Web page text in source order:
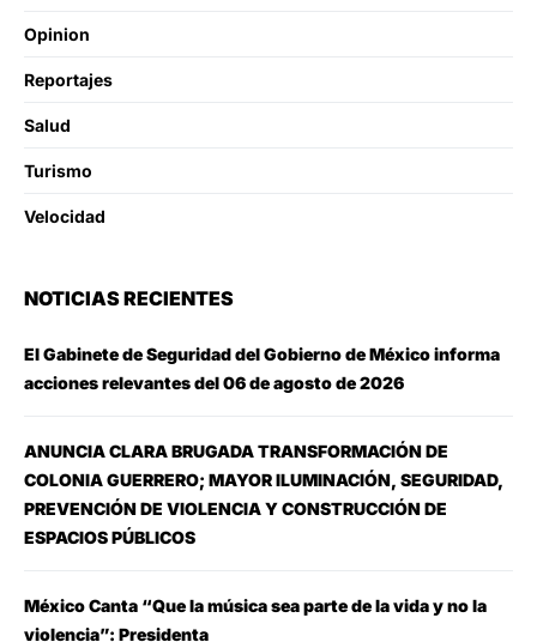
Opinion
Reportajes
Salud
Turismo
Velocidad
NOTICIAS RECIENTES
El Gabinete de Seguridad del Gobierno de México informa
acciones relevantes del 06 de agosto de 2026
ANUNCIA CLARA BRUGADA TRANSFORMACIÓN DE
COLONIA GUERRERO; MAYOR ILUMINACIÓN, SEGURIDAD,
PREVENCIÓN DE VIOLENCIA Y CONSTRUCCIÓN DE
ESPACIOS PÚBLICOS
México Canta “Que la música sea parte de la vida y no la
violencia”: Presidenta